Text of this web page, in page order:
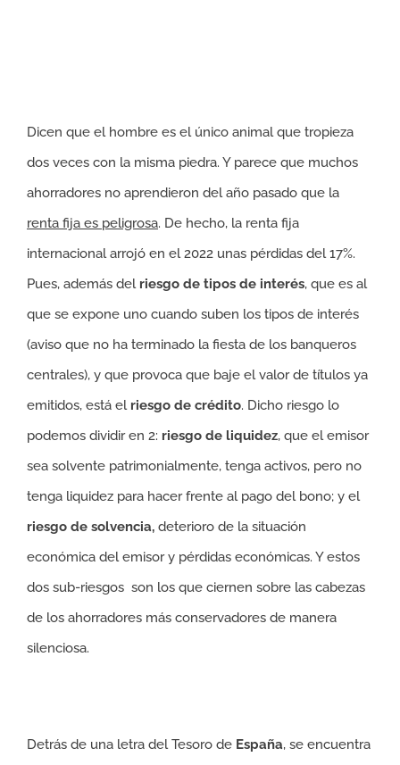
Dicen que el hombre es el único animal que tropieza
dos veces con la misma piedra. Y parece que muchos
ahorradores no aprendieron del año pasado que la
renta fija es peligrosa. De hecho, la renta fija
internacional arrojó en el 2022 unas pérdidas del 17%.
Pues, además del riesgo de tipos de interés, que es al
que se expone uno cuando suben los tipos de interés
(aviso que no ha terminado la fiesta de los banqueros
centrales), y que provoca que baje el valor de títulos ya
emitidos, está el riesgo de crédito. Dicho riesgo lo
podemos dividir en 2: riesgo de liquidez, que el emisor
sea solvente patrimonialmente, tenga activos, pero no
tenga liquidez para hacer frente al pago del bono; y el
riesgo de solvencia, deterioro de la situación
económica del emisor y pérdidas económicas. Y estos
dos sub-riesgos son los que ciernen sobre las cabezas
de los ahorradores más conservadores de manera
silenciosa.
Detrás de una letra del Tesoro de España, se encuentra